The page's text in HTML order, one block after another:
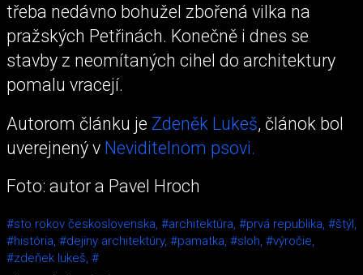
třeba nedávno bohužel zbořená vilka na
pražských Petřinách. Konečně i dnes se
stavby z neomítaných cihel do architektury
pomalu vracejí.
Autorom článku je Zdeněk Lukeš, článok bol
uverejnený v Neviditelnom psovi.
Foto: autor a Pavel Hroch
#sto rokov československa, #architektúra, #prvá republika, #štýl,
#história, #dejiny architektúry, #pamatka, #sloh, #výročie,
#zdeňek lukeš, #